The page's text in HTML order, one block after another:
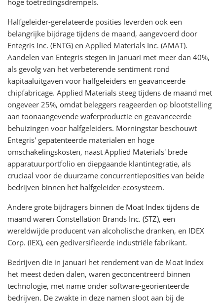
hoge toetredingsdrempels.
Halfgeleider-gerelateerde posities leverden ook een
belangrijke bijdrage tijdens de maand, aangevoerd door
Entegris Inc. (ENTG) en Applied Materials Inc. (AMAT).
Aandelen van Entegris stegen in januari met meer dan 40%,
als gevolg van het verbeterende sentiment rond
kapitaaluitgaven voor halfgeleiders en geavanceerde
chipfabricage. Applied Materials steeg tijdens de maand met
ongeveer 25%, omdat beleggers reageerden op blootstelling
aan toonaangevende waferproductie en geavanceerde
behuizingen voor halfgeleiders. Morningstar beschouwt
Entegris' gepatenteerde materialen en hoge
omschakelingskosten, naast Applied Materials' brede
apparatuurportfolio en diepgaande klantintegratie, als
cruciaal voor de duurzame concurrentieposities van beide
bedrijven binnen het halfgeleider-ecosysteem.
Andere grote bijdragers binnen de Moat Index tijdens de
maand waren Constellation Brands Inc. (STZ), een
wereldwijde producent van alcoholische dranken, en IDEX
Corp. (IEX), een gediversifieerde industriële fabrikant.
Bedrijven die in januari het rendement van de Moat Index
het meest deden dalen, waren geconcentreerd binnen
technologie, met name onder software-georiënteerde
bedrijven. De zwakte in deze namen sloot aan bij de